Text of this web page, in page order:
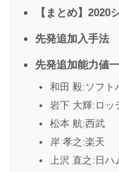
【まとめ】2020
先発追加入手法
先発追加能力値
和田 毅:ソフト
岩下 大輝:ロッ
松本 航:西武
岸 孝之:楽天
上沢 直之:日ハ